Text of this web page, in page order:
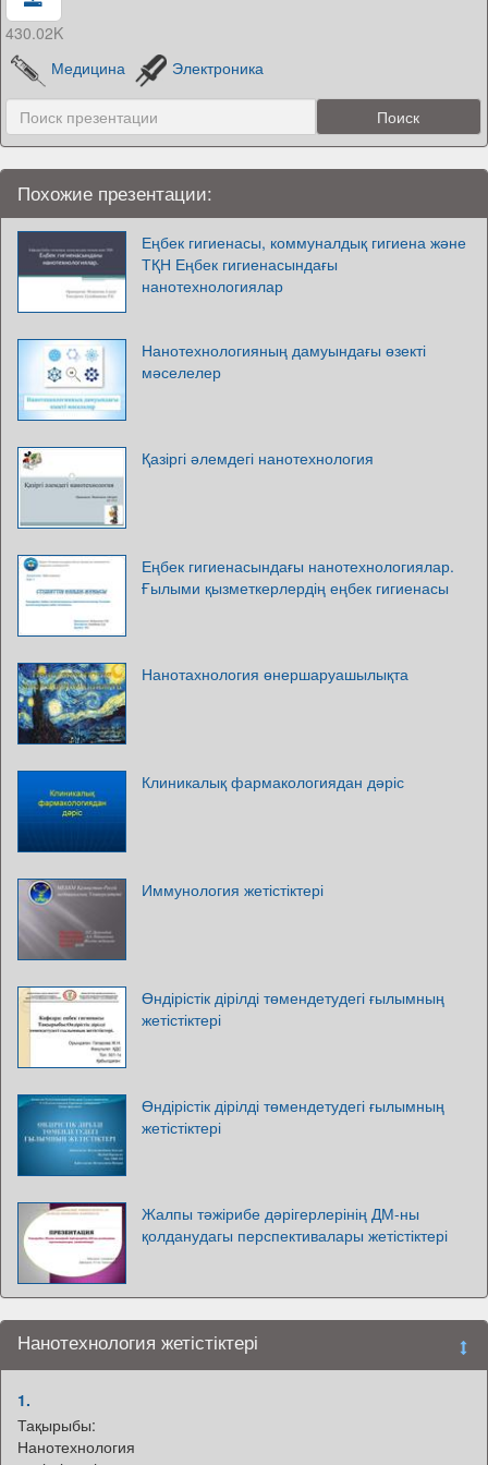
430.02K
Медицина
Электроника
Похожие презентации:
Еңбек гигиенасы, коммуналдық гигиена және
ТҚН Еңбек гигиенасындағы
нанотехнологиялар
Нанотехнологияның дамуындағы өзекті
мәселелер
Қазіргі әлемдегі нанотехнология
Еңбек гигиенасындағы нанотехнологиялар.
Ғылыми қызметкерлердің еңбек гигиенасы
Нанотахнология өнершаруашылықта
Клиникалық фармакологиядан дәріс
Иммунология жетістіктері
Өндірістік дірілді төмендетудегі ғылымның
жетістіктері
Өндірістік дірілді төмендетудегі ғылымның
жетістіктері
Жалпы тәжірибе дәрігерлерінің ДМ-ны
қолданудагы перспективалары жетістіктері
Нанотехнология жетістіктері
1.
Тақырыбы:
Нанотехнология